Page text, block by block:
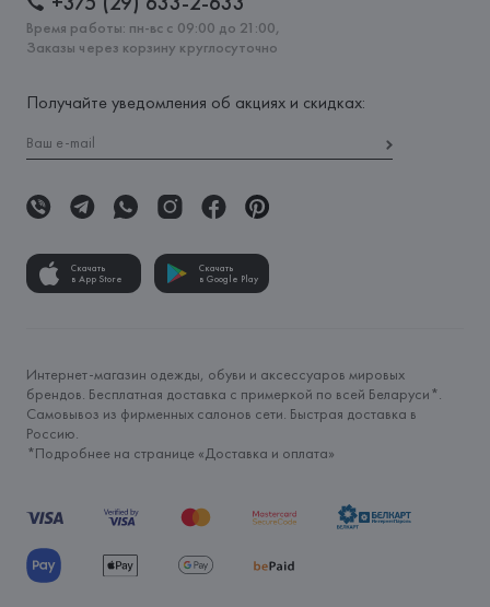
Время работы: пн-вс с 09:00 до 21:00,
Заказы через корзину круглосуточно
Получайте уведомления об акциях и скидках:
Скачать
в App Store
Скачать
в Google Play
Интернет-магазин одежды, обуви и аксессуаров мировых
брендов. Бесплатная доставка с примеркой по всей Беларуси*.
Самовывоз из фирменных салонов сети. Быстрая доставка в
Россию.
*Подробнее на странице «Доставка и оплата»